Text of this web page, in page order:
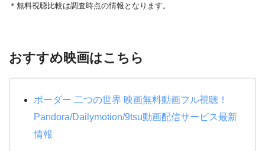
＊無料視聴比較は調査時点の情報となります。
おすすめ映画はこちら
ボーダー 二つの世界 映画無料動画フル視聴！
Pandora/Dailymotion/9tsu動画配信サービス最新
情報